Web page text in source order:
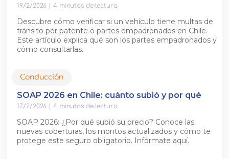
19/2/2026 4 minutos de lectura
Descubre cómo verificar si un vehículo tiene multas de
tránsito por patente o partes empadronados en Chile.
Este artículo explica qué son los partes empadronados y
cómo consultarlas.
Conducción
SOAP 2026 en Chile: cuánto subió y por qué
17/2/2026 4 minutos de lectura
SOAP 2026: ¿Por qué subió su precio? Conoce las
nuevas coberturas, los montos actualizados y cómo te
protege este seguro obligatorio. Infórmate aquí.